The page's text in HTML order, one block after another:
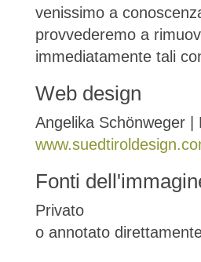
venissimo a
provvederemo a
immediatamente tali
Web design
Angelika Schönweger |
Fonti
Privato
o annotato